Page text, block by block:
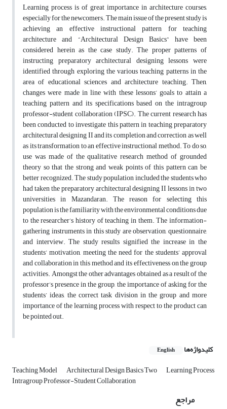
Learning process is of great importance in architecture courses,
especially for the newcomers. The main issue of the present study is
achieving an effective instructional pattern for teaching
architecture and “Architectural Design Basics” have been
considered herein as the case study. The proper patterns of
instructing preparatory architectural designing lessons were
identified through exploring the various teaching patterns in the
area of educational sciences and architecture teaching. Then,
changes were made in line with these lessons’ goals to attain a
teaching pattern and its specifications based on the intragroup
professor-student collaboration (IPSC). The current research has
been conducted to investigate this pattern in teaching preparatory
architectural designing II and its completion and correction as well
as its transformation to an effective instructional method. To do so,
use was made of the qualitative research method of grounded
theory so that the strong and weak points of this pattern can be
better recognized. The study population included the students who
had taken the preparatory architectural designing II lessons in two
universities in Mazandaran. The reason for selecting this
population is the familiarity with the environmental conditions due
to the researcher’s history of teaching in them. The information-
gathering instruments in this study are observation, questionnaire,
and interview. The study results signified the increase in the
students’ motivation, meeting the need for the students’ approval
and collaboration in this method and its effectiveness on the group
activities. Amongst the other advantages obtained as a result of the
professor’s presence in the group, the importance of asking for the
students’ ideas, the correct task division in the group and more
importance of the learning process with respect to the product can
be pointed out.
کلیدواژه‌ها English
Teaching Model Architectural Design Basics Two Learning Process
Intragroup Professor-Student Collaboration
مراجع